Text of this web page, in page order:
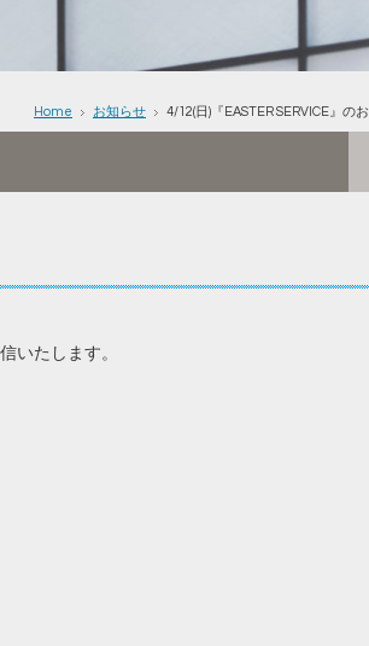
Home お知らせ 4/12(日)『EASTER SERVICE』の
いたします。